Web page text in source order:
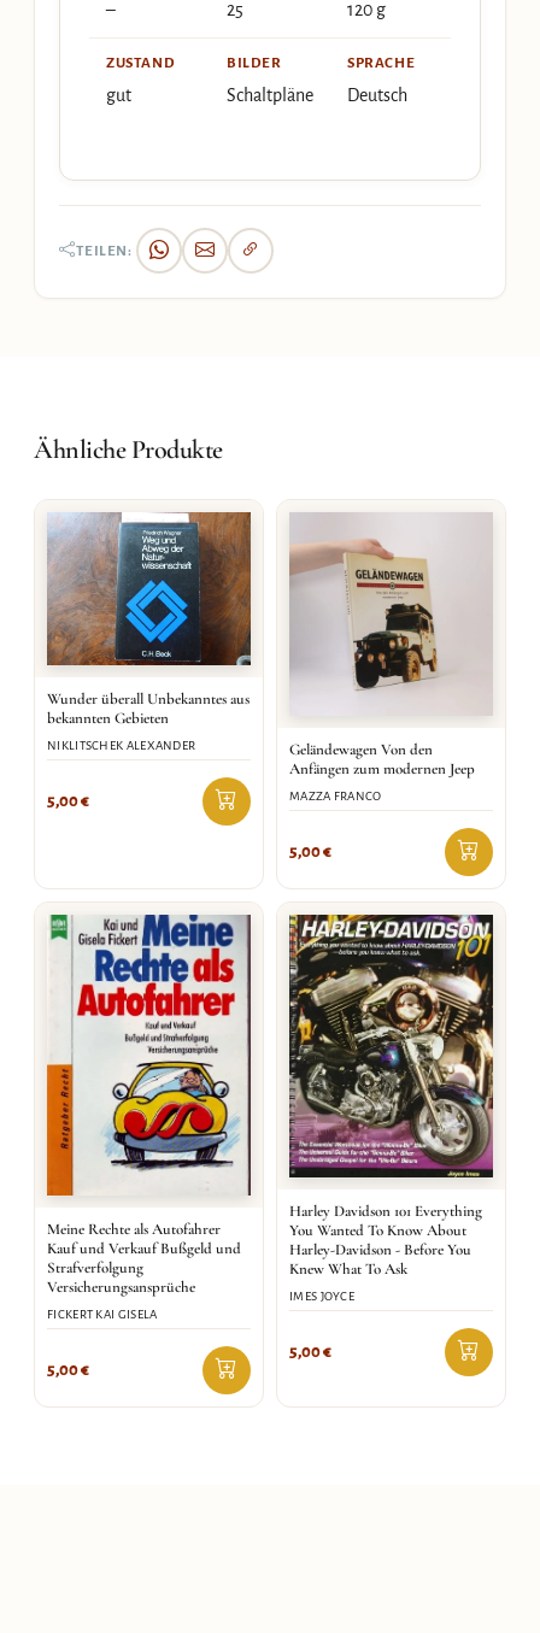
– 25 120 g
ZUSTAND
gut
BILDER
Schaltpläne
SPRACHE
Deutsch
TEILEN:
Ähnliche Produkte
Wunder überall Unbekanntes aus
bekannten Gebieten
NIKLITSCHEK ALEXANDER
5,00€
Geländewagen Von den
Anfängen zum modernen Jeep
MAZZA FRANCO
5,00€
Meine Rechte als Autofahrer
Kauf und Verkauf Bußgeld und
Strafverfolgung
Versicherungsansprüche
FICKERT KAI GISELA
5,00€
Harley Davidson 101 Everything
You Wanted To Know About
Harley-Davidson - Before You
Knew What To Ask
IMES JOYCE
5,00€